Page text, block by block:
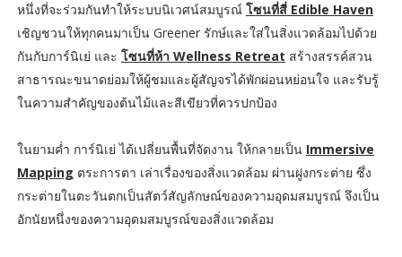
หนึ่งที่จะร่วมกันทำให้ระบบนิเวศน์สมบูรณ์ โซนที่สี่ Edible Haven
เชิญชวนให้ทุกคนมาเป็น Greener รักษ์และใส่ในสิ่งแวดล้อมไปด้วย
กันกับการ์นิเย่ และ โซนที่ห้า Wellness Retreat สร้างสรรค์สวน
สาธารณะขนาดย่อมให้ผู้ชมและผู้สัญจรได้พักผ่อนหย่อนใจ และรับรู้
ในความสำคัญของต้นไม้และสีเขียวที่ควรปกป้อง
ในยามค่ำ การ์นิเย่ ได้เปลี่ยนพื้นที่จัดงาน ให้กลายเป็น Immersive
Mapping ตระการตา เล่าเรื่องของสิ่งแวดล้อม ผ่านฝูงกระต่าย ซึ่ง
กระต่ายในตะวันตกเป็นสัตว์สัญลักษณ์ของความอุดมสมบูรณ์ จึงเป็น
อักนัยหนึ่งของความอุดมสมบูรณ์ของสิ่งแวดล้อม